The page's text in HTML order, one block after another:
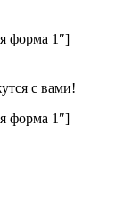
форма 1″]
с вами!
форма 1″]